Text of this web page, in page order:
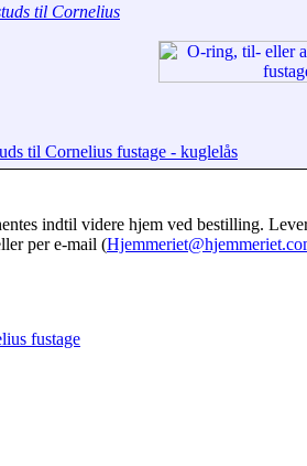
til Cornelius
til Cornelius fustage - kuglelås
indtil videre hjem ved bestilling. L
per e-mail (
fustage